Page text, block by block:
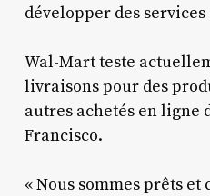
développer des
Wal-Mart teste
livraisons pour des
autres achetés en ligne
Francisco.
« Nous sommes prêts et